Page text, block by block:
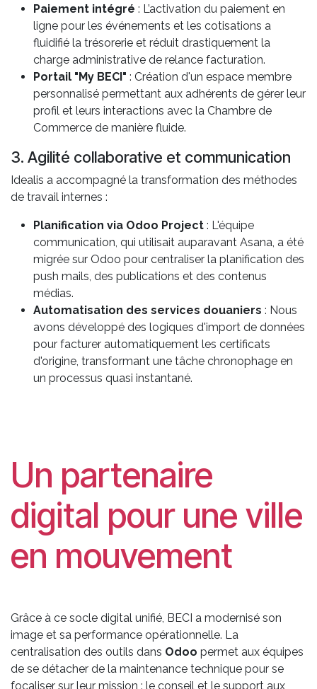
Paiement intégré : L’activation du paiement en
ligne pour les événements et les cotisations a
fluidifié la trésorerie et réduit drastiquement la
charge administrative de relance facturation.
Portail "My BECI" : Création d'un espace membre
personnalisé permettant aux adhérents de gérer leur
profil et leurs interactions avec la Chambre de
Commerce de manière fluide.
3. Agilité collaborative et communication
Idealis a accompagné la transformation des méthodes
de travail internes :
Planification via Odoo Project : L'équipe
communication, qui utilisait auparavant Asana, a été
migrée sur Odoo pour centraliser la planification des
push mails, des publications et des contenus
médias.
Automatisation des services douaniers : Nous
avons développé des logiques d'import de données
pour facturer automatiquement les certificats
d'origine, transformant une tâche chronophage en
un processus quasi instantané.
Un partenaire
digital pour une ville
en mouvement
Grâce à ce socle digital unifié, BECI a modernisé son
image et sa performance opérationnelle. La
centralisation des outils dans Odoo permet aux équipes
de se détacher de la maintenance technique pour se
focaliser sur leur mission : le conseil et le support aux